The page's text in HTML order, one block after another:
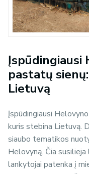
Įspūdingiausi
pastatų
Lietuvą
Įspūdingiausi
kuris stebina Lietuvą.
siaubo tematikos
Helovyną. Čia
lankytojai patenka į